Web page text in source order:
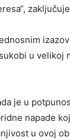
u velikoj
je u
napade
u ovoj